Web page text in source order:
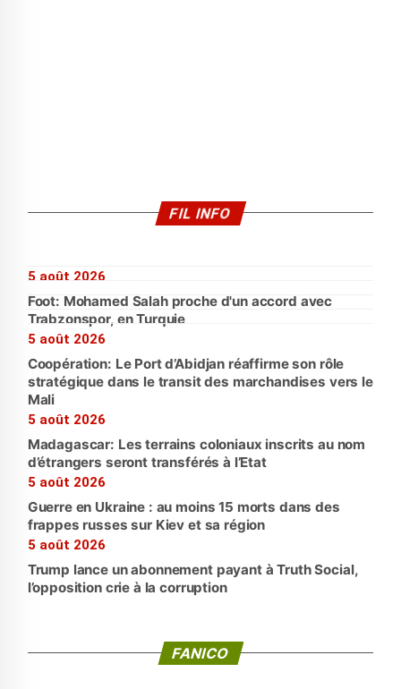
FIL INFO
5 août 2026
Foot: Mohamed Salah proche d'un accord avec
Trabzonspor, en Turquie
5 août 2026
Coopération: Le Port d’Abidjan réaffirme son rôle
stratégique dans le transit des marchandises vers le
Mali
5 août 2026
Madagascar: Les terrains coloniaux inscrits au nom
d’étrangers seront transférés à l’Etat
5 août 2026
Guerre en Ukraine : au moins 15 morts dans des
frappes russes sur Kiev et sa région
5 août 2026
Trump lance un abonnement payant à Truth Social,
l’opposition crie à la corruption
FANICO